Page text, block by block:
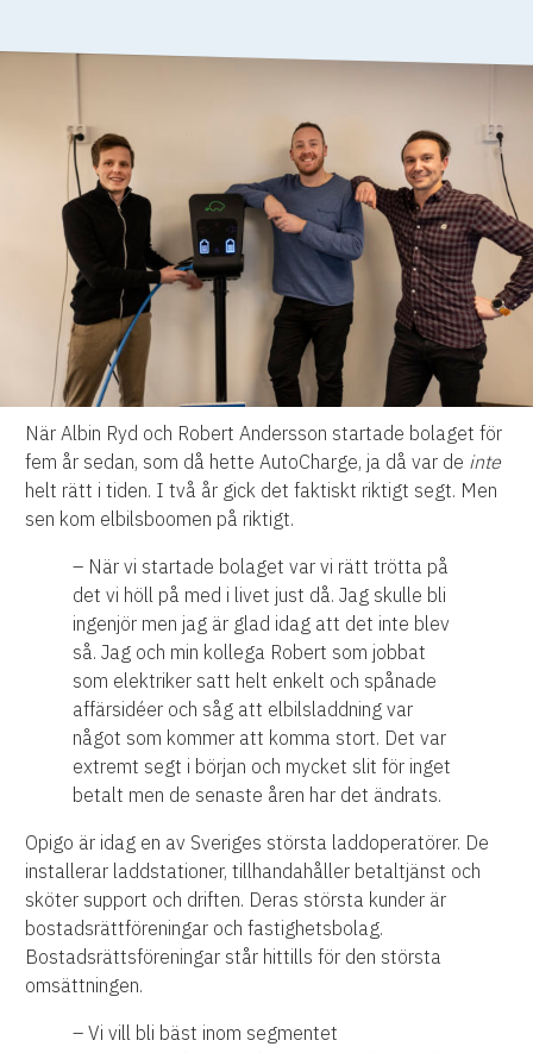
När Albin Ryd och Robert Andersson startade bolaget för
fem år sedan, som då hette AutoCharge, ja då var de inte
helt rätt i tiden. I två år gick det faktiskt riktigt segt. Men
sen kom elbilsboomen på riktigt.
– När vi startade bolaget var vi rätt trötta på
det vi höll på med i livet just då. Jag skulle bli
ingenjör men jag är glad idag att det inte blev
så. Jag och min kollega Robert som jobbat
som elektriker satt helt enkelt och spånade
affärsidéer och såg att elbilsladdning var
något som kommer att komma stort. Det var
extremt segt i början och mycket slit för inget
betalt men de senaste åren har det ändrats.
Opigo är idag en av Sveriges största laddoperatörer. De
installerar laddstationer, tillhandahåller betaltjänst och
sköter support och driften. Deras största kunder är
bostadsrättföreningar och fastighetsbolag.
Bostadsrättsföreningar står hittills för den största
omsättningen.
– Vi vill bli bäst inom segmentet